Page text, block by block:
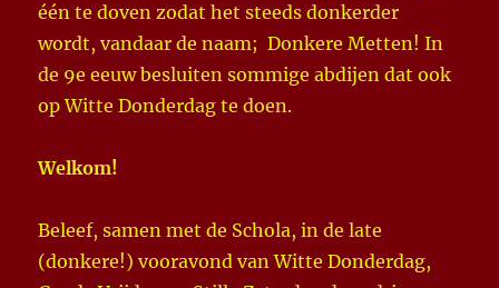
één te doven zodat het steeds donkerder
wordt, vandaar de naam; Donkere Metten! In
de 9e eeuw besluiten sommige abdijen dat ook
op Witte Donderdag te doen.
Welkom!
Beleef, samen met de Schola, in de late
(donkere!) vooravond van Witte Donderdag,